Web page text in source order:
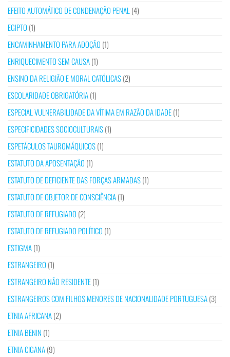
EFEITO AUTOMÁTICO DE CONDENAÇÃO PENAL (4)
EGIPTO (1)
ENCAMINHAMENTO PARA ADOÇÃO (1)
ENRIQUECIMENTO SEM CAUSA(1)
ENSINO DA RELIGIÃO E MORAL CATÓLICAS(2)
ESCOLARIDADE OBRIGATÓRIA(1)
ESPECIAL VULNERABILIDADE DA VÍTIMA EM RAZÃO DA IDADE(1)
ESPECIFICIDADES SOCIOCULTURAIS(1)
ESPETÁCULOS TAUROMÁQUICOS(1)
ESTATUTO DA APOSENTAÇÃO (1)
ESTATUTO DE DEFICIENTE DAS FORÇAS ARMADAS(1)
ESTATUTO DE OBJETOR DE CONSCIÊNCIA(1)
ESTATUTO DE REFUGIADO (2)
ESTATUTO DE REFUGIADO POLÍTICO (1)
ESTIGMA(1)
ESTRANGEIRO (1)
ESTRANGEIRO NÃO RESIDENTE(1)
ESTRANGEIROS COM FILHOS MENORES DE NACIONALIDADE PORTUGUESA(3)
ETNIA AFRICANA(2)
ETNIA BENIN (1)
ETNIA CIGANA(9)